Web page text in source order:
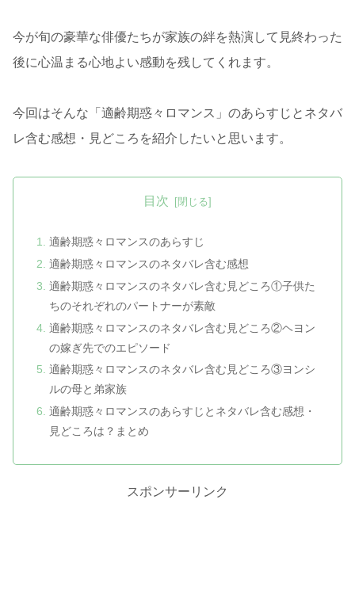
今が旬の豪華な俳優たちが家族の絆を熱演して見終わった
後に心温まる心地よい感動を残してくれます。
今回はそんな「適齢期惑々ロマンス」のあらすじとネタバ
レ含む感想・見どころを紹介したいと思います。
目次
適齢期惑々ロマンスのあらすじ
適齢期惑々ロマンスのネタバレ含む感想
適齢期惑々ロマンスのネタバレ含む見どころ①子供た
ちのそれぞれのパートナーが素敵
適齢期惑々ロマンスのネタバレ含む見どころ②ヘヨン
の嫁ぎ先でのエピソード
適齢期惑々ロマンスのネタバレ含む見どころ③ヨンシ
ルの母と弟家族
適齢期惑々ロマンスのあらすじとネタバレ含む感想・
見どころは？まとめ
スポンサーリンク